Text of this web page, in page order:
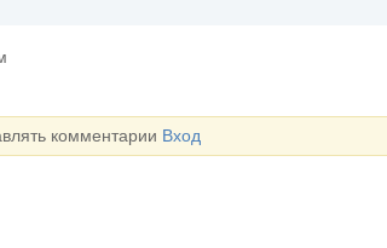
комментарии Вход